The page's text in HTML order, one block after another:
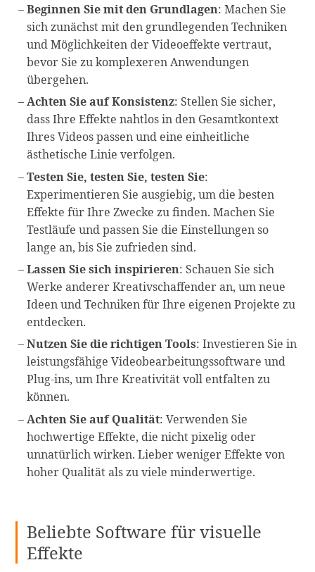
Beginnen Sie mit den Grundlagen: Machen Sie
sich zunächst mit den grundlegenden Techniken
und Möglichkeiten der Videoeffekte vertraut,
bevor Sie zu komplexeren Anwendungen
übergehen.
Achten Sie auf Konsistenz: Stellen Sie sicher,
dass Ihre Effekte nahtlos in den Gesamtkontext
Ihres Videos passen und eine einheitliche
ästhetische Linie verfolgen.
Testen Sie, testen Sie, testen Sie:
Experimentieren Sie ausgiebig, um die besten
Effekte für Ihre Zwecke zu finden. Machen Sie
Testläufe und passen Sie die Einstellungen so
lange an, bis Sie zufrieden sind.
Lassen Sie sich inspirieren: Schauen Sie sich
Werke anderer Kreativschaffender an, um neue
Ideen und Techniken für Ihre eigenen Projekte zu
entdecken.
Nutzen Sie die richtigen Tools: Investieren Sie in
leistungsfähige Videobearbeitungssoftware und
Plug-ins, um Ihre Kreativität voll entfalten zu
können.
Achten Sie auf Qualität: Verwenden Sie
hochwertige Effekte, die nicht pixelig oder
unnatürlich wirken. Lieber weniger Effekte von
hoher Qualität als zu viele minderwertige.
Beliebte Software für visuelle
Effekte